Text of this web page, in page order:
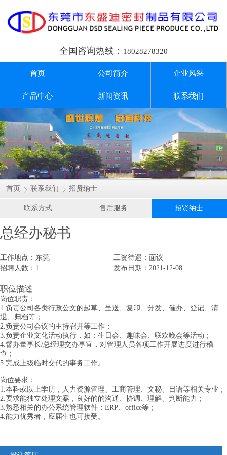
全国咨询热线： 18028278320
首页 公司简介 企业风采
产品中心 新闻资讯 联系我们
首页 联系我们 招贤纳士
联系方式 售后服务 招贤纳士
总经办秘书
工作地点： 东莞 工资待遇： 面议
招聘人数： 1 发布日期： 2021-12-08
职位描述
岗位职责：
1.负责公司各类行政公文的起草、呈送、复印、分发、催办、登记、清
退、归档等；
2.负责公司会议的主持召开等工作；
3.负责企业文化活动执行，如：生日会、趣味会、联欢晚会等活动；
4.督办董事长/总经理交办事宜，对管理人员各项工作开展进度进行稽
查；
5.完成上级临时交代的事务工作。
岗位要求：
1.本科或以上学历，人力资源管理、工商管理、文秘、日语等相关专业；
2.要求能独立处理文案，良好的的沟通、协调、理解、判断能力；
3.熟悉相关的办公系统管理软件：ERP、office等；
4.能力优秀者，应届生也可接受。